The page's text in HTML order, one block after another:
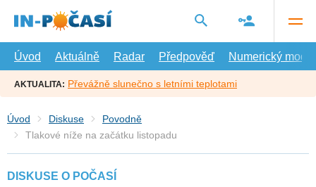
hlavní
Úvod
Aktuálně Radar Předpověď Numerický model
AKTUALITA: Převážně slunečno s letními teplotami
Úvod Diskuse
Povodně
Tlakové níže na začátku listopadu
DISKUSE O POČASÍ